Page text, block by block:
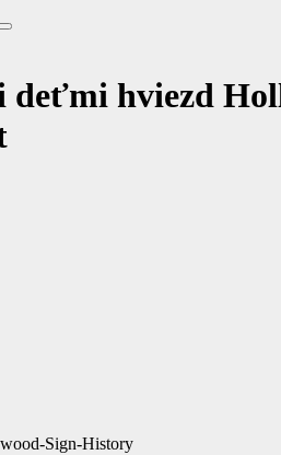
deťmi hviezd
Sign-History